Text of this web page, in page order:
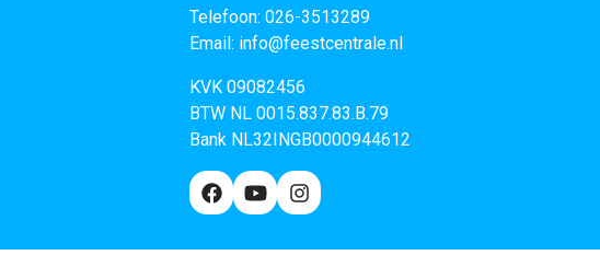
Telefoon: 026-3513289
Email: info@feestcentrale.nl
KVK 09082456
BTW NL 0015.837.83.B.79
Bank NL32INGB0000944612